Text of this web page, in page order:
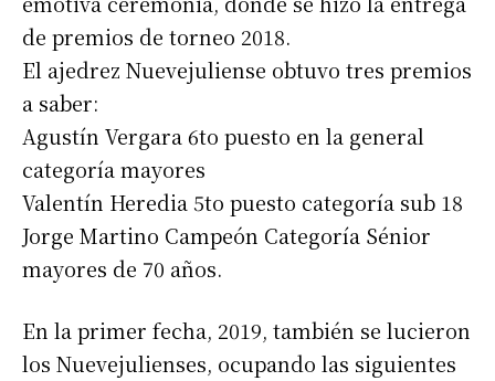
de premios de torneo 2018.
El ajedrez Nuevejuliense obtuvo tres premios
a saber:
Agustín Vergara 6to puesto en la general
categoría mayores
Valentín Heredia 5to puesto categoría sub 18
Jorge Martino Campeón Categoría Sénior
mayores de 70 años.
En la primer fecha, 2019, también se lucieron
los Nuevejulienses, ocupando las siguientes